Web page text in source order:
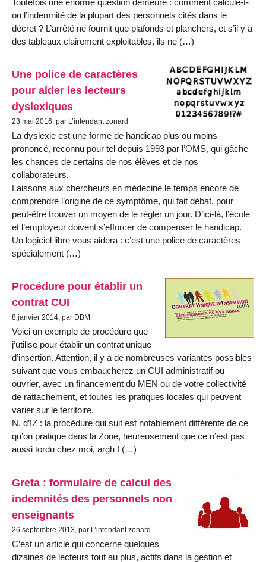
on l’indemnité de la plupart des personnels cités dans le
décret ? L’arrêté ne fournit que plafonds et planchers, et s’il y a
des tableaux clairement exploitables, ils ne (…)
Une police de caractères
pour aider les lecteurs
dyslexiques
23 mai 2016, par L’intendant zonard
La dyslexie est une forme de handicap plus ou moins
prononcé, reconnu pour tel depuis 1993 par l’OMS, qui gâche
les chances de certains de nos élèves et de nos
collaborateurs.
Laissons aux chercheurs en médecine le temps encore de
comprendre l’origine de ce symptôme, qui fait débat, pour
peut-être trouver un moyen de le régler un jour. D’ici-là, l’école
et l’employeur doivent s’efforcer de compenser le handicap.
Un logiciel libre vous aidera : c’est une police de caractères
spécialement (…)
Procédure pour établir un
contrat CUI
8 janvier 2014, par DBM
Voici un exemple de procédure que
j’utilise pour établir un contrat unique
d’insertion. Attention, il y a de nombreuses variantes possibles
suivant que vous embaucherez un CUI administratif ou
ouvrier, avec un financement du MEN ou de votre collectivité
de rattachement, et toutes les pratiques locales qui peuvent
varier sur le territoire.
N. d’IZ : la procédure qui suit est notablement différente de ce
qu’on pratique dans la Zone, heureusement que ce n’est pas
aussi tordu chez moi, argh ! (…)
Greta : formulaire de calcul des
indemnités des personnels non
enseignants
26 septembre 2013, par L’intendant zonard
C’est un article qui concerne quelques
dizaines de lecteurs tout au plus, actifs dans la gestion et